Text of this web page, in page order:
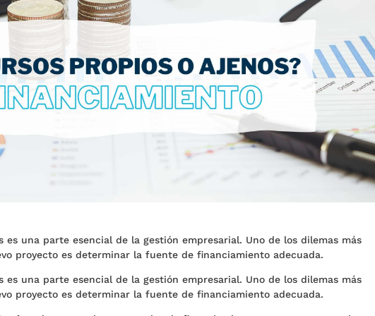
es una parte esencial de la gestión empresarial. Uno de los dilemas más
proyecto es determinar la fuente de financiamiento adecuada.
es una parte esencial de la gestión empresarial. Uno de los dilemas más
proyecto es determinar la fuente de financiamiento adecuada.